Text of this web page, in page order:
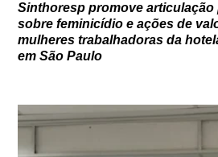
Sinthoresp promove articulação
sobre feminicídio e ações de
mulheres trabalhadoras da
em São Paulo